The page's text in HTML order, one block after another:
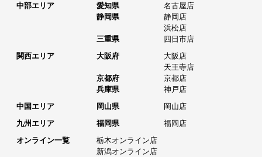
中部エリア
愛知県
名古屋店
静岡県
静岡店
浜松店
三重県
四日市店
関西エリア
大阪府
大阪店
天王寺店
京都府
京都店
兵庫県
神戸店
中国エリア
岡山県
岡山店
九州エリア
福岡県
福岡店
オンライン一覧
栃木オンライン店
新潟オンライン店